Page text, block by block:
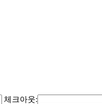
체크아웃: